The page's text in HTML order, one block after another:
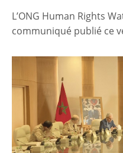
L’ONG Human Rights
communiqué publié ce